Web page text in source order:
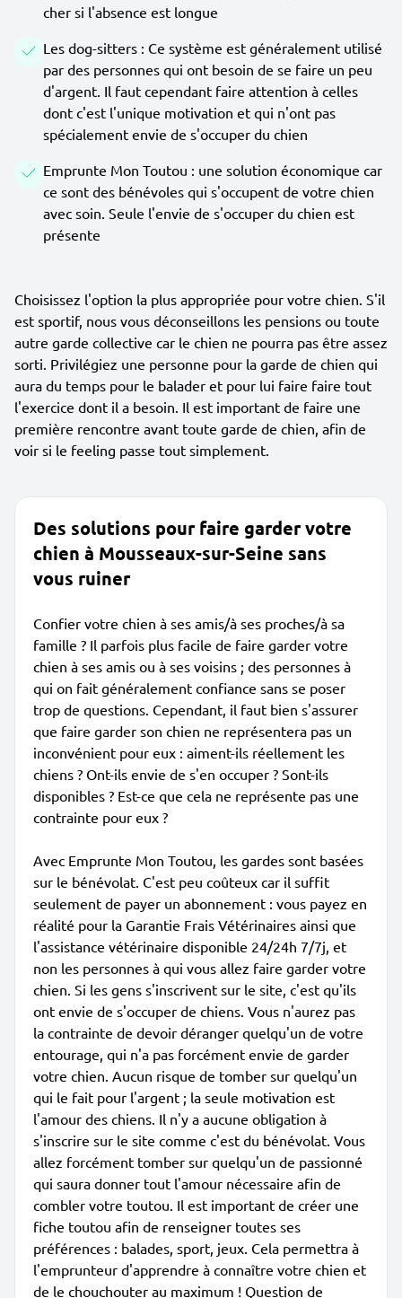
cher si l'absence est longue
Les dog-sitters : Ce système est généralement utilisé
par des personnes qui ont besoin de se faire un peu
d'argent. Il faut cependant faire attention à celles
dont c'est l'unique motivation et qui n'ont pas
spécialement envie de s'occuper du chien
Emprunte Mon Toutou : une solution économique car
ce sont des bénévoles qui s'occupent de votre chien
avec soin. Seule l'envie de s'occuper du chien est
présente
Choisissez l'option la plus appropriée pour votre chien. S'il
est sportif, nous vous déconseillons les pensions ou toute
autre garde collective car le chien ne pourra pas être assez
sorti. Privilégiez une personne pour la garde de chien qui
aura du temps pour le balader et pour lui faire faire tout
l'exercice dont il a besoin. Il est important de faire une
première rencontre avant toute garde de chien, afin de
voir si le feeling passe tout simplement.
Des solutions pour faire garder votre
chien à Mousseaux-sur-Seine sans
vous ruiner
Confier votre chien à ses amis/à ses proches/à sa
famille ? Il parfois plus facile de faire garder votre
chien à ses amis ou à ses voisins ; des personnes à
qui on fait généralement confiance sans se poser
trop de questions. Cependant, il faut bien s'assurer
que faire garder son chien ne représentera pas un
inconvénient pour eux : aiment-ils réellement les
chiens ? Ont-ils envie de s'en occuper ? Sont-ils
disponibles ? Est-ce que cela ne représente pas une
contrainte pour eux ?
Avec Emprunte Mon Toutou, les gardes sont basées
sur le bénévolat. C'est peu coûteux car il suffit
seulement de payer un abonnement : vous payez en
réalité pour la Garantie Frais Vétérinaires ainsi que
l'assistance vétérinaire disponible 24/24h 7/7j, et
non les personnes à qui vous allez faire garder votre
chien. Si les gens s'inscrivent sur le site, c'est qu'ils
ont envie de s'occuper de chiens. Vous n'aurez pas
la contrainte de devoir déranger quelqu'un de votre
entourage, qui n'a pas forcément envie de garder
votre chien. Aucun risque de tomber sur quelqu'un
qui le fait pour l'argent ; la seule motivation est
l'amour des chiens. Il n'y a aucune obligation à
s'inscrire sur le site comme c'est du bénévolat. Vous
allez forcément tomber sur quelqu'un de passionné
qui saura donner tout l'amour nécessaire afin de
combler votre toutou. Il est important de créer une
fiche toutou afin de renseigner toutes ses
préférences : balades, sport, jeux. Cela permettra à
l'emprunteur d'apprendre à connaître votre chien et
de le chouchouter au maximum ! Question de